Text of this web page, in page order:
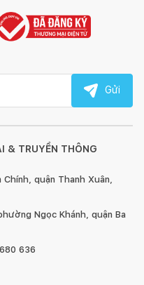
& TRUYỀN THÔNG
quận Thanh Xuân,
Ngọc Khánh, quận Ba
636
Gửi